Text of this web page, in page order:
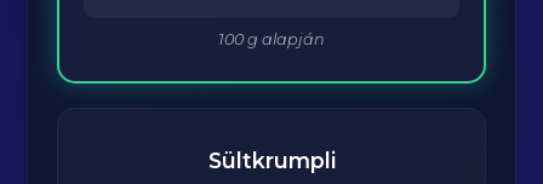
100 g alapján
Sültkrumpli